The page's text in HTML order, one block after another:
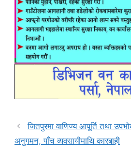
जितपुरमा वाणिज्य आपूर्ति तथा
अनुगमन, पाँच व्यवसायीमाथि कारबाही